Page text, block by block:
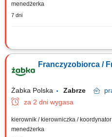
menedżerka
7 dni
Główne zadania: Prowadzenie
obsługi. Monitorowanie stanów
Dostosowywanie asortymentu sklepu
Franczyzobiorca /
Żabka Polska Zabrze
za 2 dni wygasa
kierownik / kierowniczka /
menedżerka